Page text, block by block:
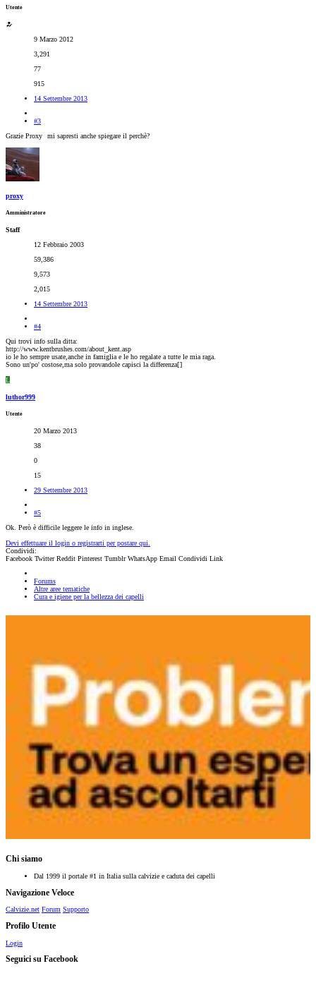
Utente
9 Marzo 2012
3,291
77
915
14 Settembre 2013
#3
Grazie Proxy
mi sapresti anche spiegare il perchè?
proxy
Amministratore
Staff
12 Febbraio 2003
59,386
9,573
2,015
14 Settembre 2013
#4
Qui trovi info sulla ditta:
http://www.kentbrushes.com/about_kent.asp
io le ho sempre usate,anche in famiglia e le ho regalate a tutte le mia raga.
Sono un'po' costose,ma solo provandole capisci la differenza[]
L
luthor999
Utente
20 Marzo 2013
38
0
15
29 Settembre 2013
#5
Ok. Però è difficile leggere le info in inglese.
Devi effettuare il login o registrarti per postare qui.
Condividi:
Facebook Twitter Reddit Pinterest Tumblr WhatsApp Email Condividi Link
Forums
Altre aree tematiche
Cura e igiene per la bellezza dei capelli
Chi siamo
Dal 1999 il portale #1 in Italia sulla calvizie e caduta dei capelli
Navigazione Veloce
Calvizie.net Forum Supporto
Profilo Utente
Login
Seguici su Facebook